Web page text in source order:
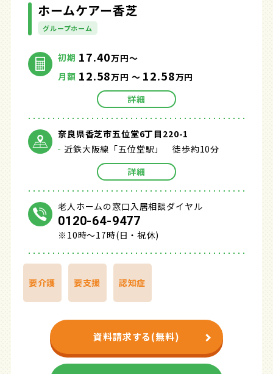
ホームケアー香芝
グループホーム
初期 17.40万円～
月額 12.58万円 ～ 12.58万円
詳細
奈良県香芝市五位堂6丁目220-1
近鉄大阪線「五位堂駅」 徒歩約10分
詳細
老人ホームの窓口入居相談ダイヤル
0120-64-9477
※10時～17時(日・祝休)
要介護 要支援 認知症
資料請求する(無料)